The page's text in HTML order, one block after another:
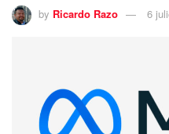
by Ricardo Razo 6